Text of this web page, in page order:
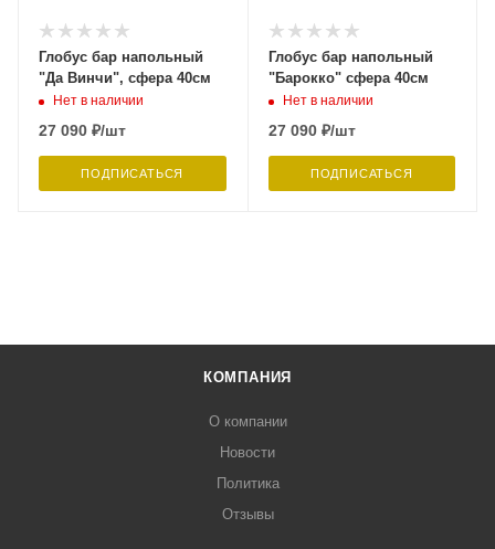
Глобус бар напольный
"Да Винчи", сфера 40см
Нет в наличии
27 090 ₽/шт
ПОДПИСАТЬСЯ
Глобус бар напольный
"Барокко" сфера 40см
Нет в наличии
27 090₽/шт
ПОДПИСАТЬСЯ
КОМПАНИЯ
О компании
Новости
Политика
Отзывы